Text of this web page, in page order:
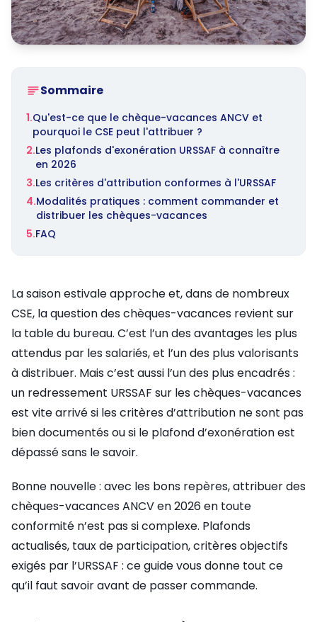
Sommaire
1.Qu'est-ce que le chèque-vacances ANCV et
pourquoi le CSE peut l'attribuer ?
2.Les plafonds d'exonération URSSAF à connaître
en 2026
3.Les critères d'attribution conformes à l'URSSAF
4.Modalités pratiques : comment commander et
distribuer les chèques-vacances
5.FAQ
La saison estivale approche et, dans de nombreux
CSE, la question des chèques-vacances revient sur
la table du bureau. C’est l’un des avantages les plus
attendus par les salariés, et l’un des plus valorisants
à distribuer. Mais c’est aussi l’un des plus encadrés :
un redressement URSSAF sur les chèques-vacances
est vite arrivé si les critères d’attribution ne sont pas
bien documentés ou si le plafond d’exonération est
dépassé sans le savoir.
Bonne nouvelle : avec les bons repères, attribuer des
chèques-vacances ANCV en 2026 en toute
conformité n’est pas si complexe. Plafonds
actualisés, taux de participation, critères objectifs
exigés par l’URSSAF : ce guide vous donne tout ce
qu’il faut savoir avant de passer commande.